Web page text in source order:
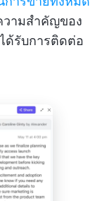
ามสำคัญของ
ด้รับการติดต่อ